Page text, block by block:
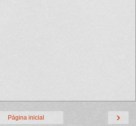
›
Página inicial